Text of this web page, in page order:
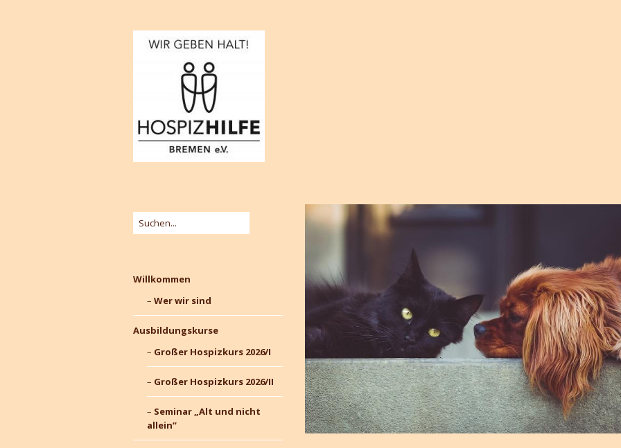
Willkommen
Wer wir sind
Ausbildungskurse
Großer Hospizkurs 2026/I
Großer Hospizkurs 2026/II
Seminar „Alt und nicht
allein“